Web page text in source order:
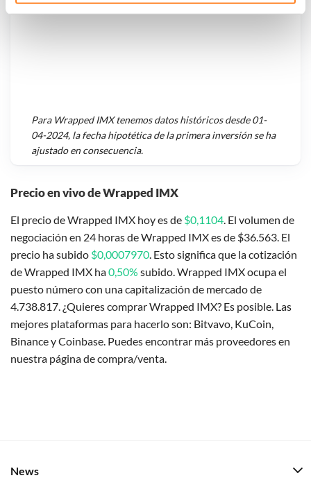
Precio en vivo de Wrapped IMX
El precio de Wrapped IMX hoy es de $0,1104. El volumen de
negociación en 24 horas de Wrapped IMX es de $36.563. El
precio ha subido $0,0007970. Esto significa que la cotización
de Wrapped IMX ha0,50% subido. Wrapped IMX ocupa el
puesto número con una capitalización de mercado de
4.738.817. ¿Quieres comprar Wrapped IMX? Es posible. Las
mejores plataformas para hacerlo son: Bitvavo, KuCoin,
Binance y Coinbase. Puedes encontrar más proveedores en
nuestra página de compra/venta.
Para Wrapped IMXtenemos datos históricos desde01-
04-2024, la fecha hipotética de la primera inversión se ha
ajustado en consecuencia.
News